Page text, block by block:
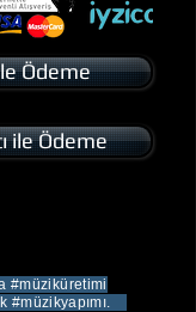
Ödeme
ile Ödeme
#müzikyapımı.